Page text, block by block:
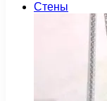
Стены